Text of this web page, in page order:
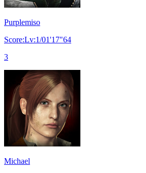
Purplemiso
Score:Lv:1/01'17"64
3
Michael